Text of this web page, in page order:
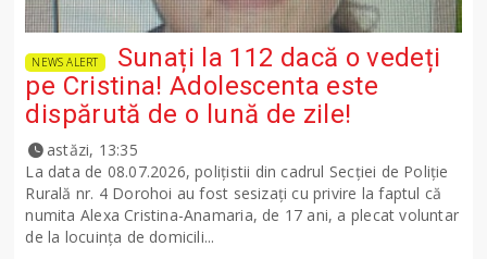
NEWS ALERT
Sunați la 112 dacă o vedeți
pe Cristina! Adolescenta este
dispărută de o lună de zile!
astăzi, 13:35
La data de 08.07.2026, polițistii din cadrul Secției de Poliție
Rurală nr. 4 Dorohoi au fost sesizați cu privire la faptul că
numita Alexa Cristina-Anamaria, de 17 ani, a plecat voluntar
de la locuința de domicili...